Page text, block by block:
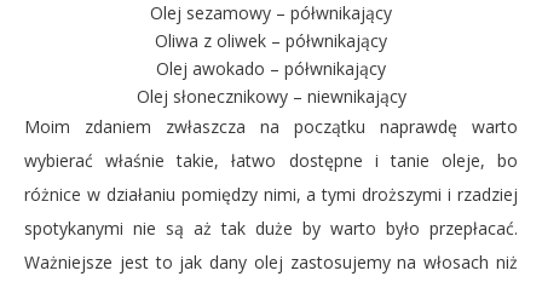
Olej sezamowy – półwnikający
Oliwa z oliwek – półwnikający
Olej awokado – półwnikający
Olej słonecznikowy – niewnikający
Moim zdaniem zwłaszcza na początku naprawdę warto
wybierać właśnie takie, łatwo dostępne i tanie oleje, bo
różnice w działaniu pomiędzy nimi, a tymi droższymi i rzadziej
spotykanymi nie są aż tak duże by warto było przepłacać.
Ważniejsze jest to jak dany olej zastosujemy na włosach niż